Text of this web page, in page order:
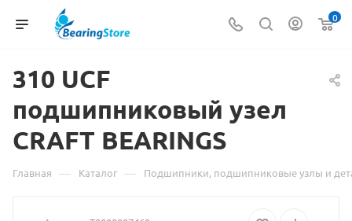
0
310 UCF
подшипниковый
товаре
узел
CRAFT BEARINGS
Главная — Каталог — Подшипники, подшипниковые узлы и